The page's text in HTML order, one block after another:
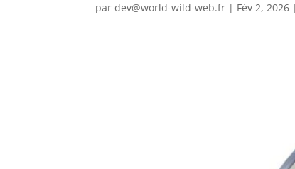
pardev@world-wild-web.fr | Fév 2, 2026